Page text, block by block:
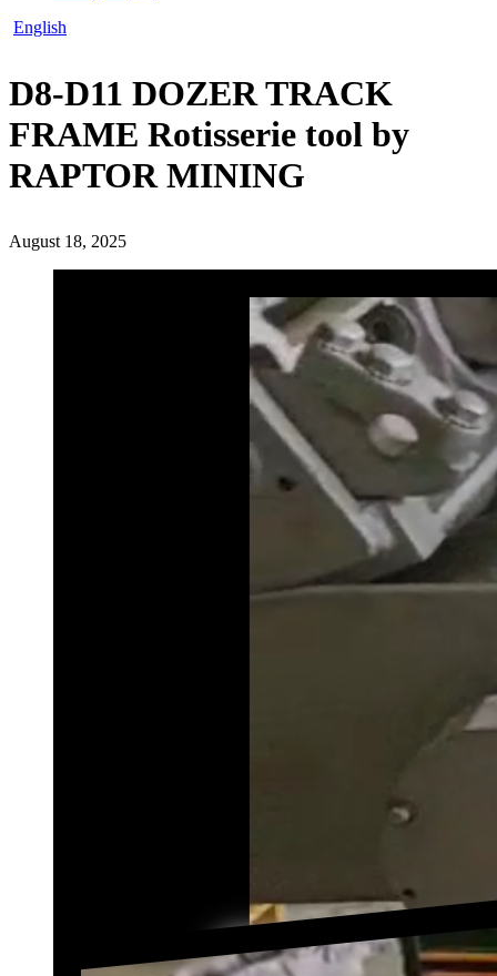
English
D8-D11 DOZER TRACK
FRAME Rotisserie tool by
RAPTOR MINING
August 18, 2025